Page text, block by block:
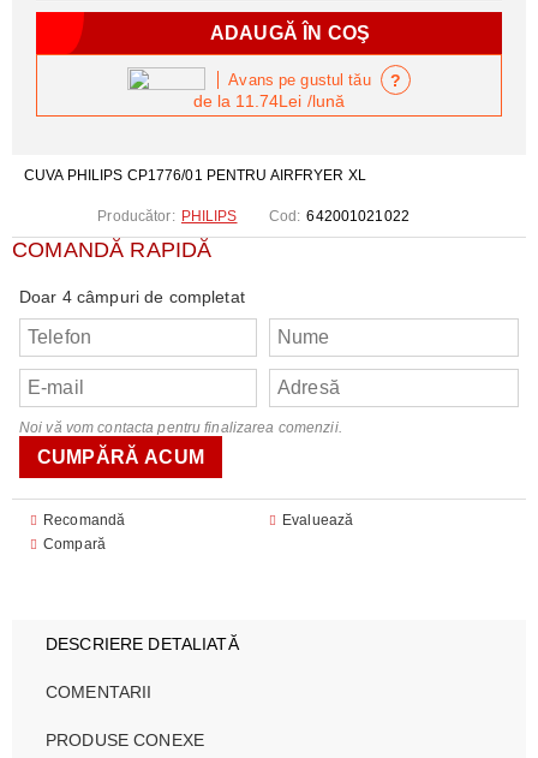
CUVA PHILIPS CP1776/01 PENTRU AIRFRYER XL
Producător: PHILIPS Cod: 642001021022
COMANDĂ RAPIDĂ
Doar 4 câmpuri de completat
Noi vă vom contacta pentru finalizarea comenzii.
Recomandă
Evaluează
Compară
de la 11.74Lei /lună
Avans pe gustul tău ?
DESCRIERE DETALIATĂ
COMENTARII
PRODUSE CONEXE